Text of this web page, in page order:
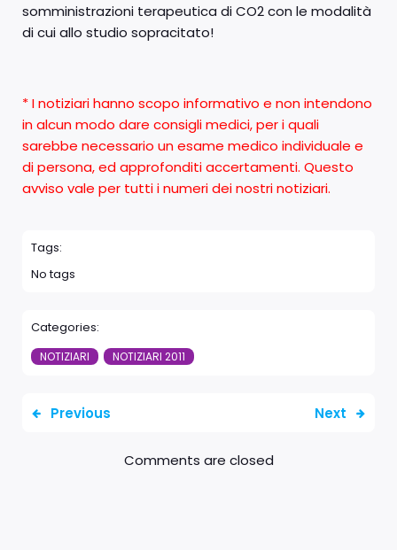
somministrazioni terapeutica di CO2 con le modalità
di cui allo studio sopracitato!
* I notiziari hanno scopo informativo e non intendono
in alcun modo dare consigli medici, per i quali
sarebbe necessario un esame medico individuale e
di persona, ed approfonditi accertamenti. Questo
avviso vale per tutti i numeri dei nostri notiziari.
Tags:
No tags
Categories:
NOTIZIARI NOTIZIARI 2011
Previous Next
Comments are closed